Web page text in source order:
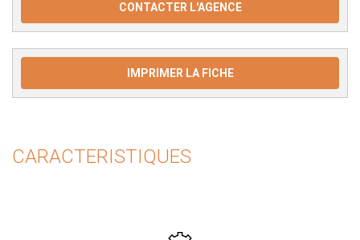
CONTACTER L'AGENCE
IMPRIMER LA FICHE
CARACTERISTIQUES